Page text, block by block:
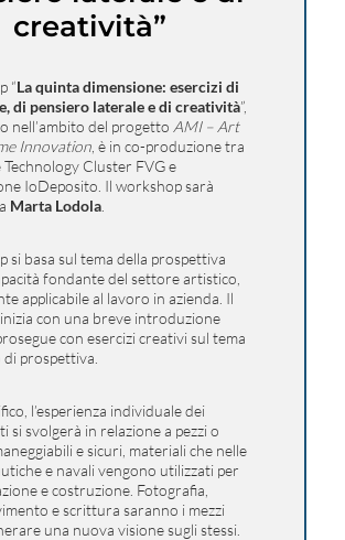
creatività”
“La quinta dimensione: esercizi di
di pensiero laterale e di creatività”,
nell’ambito del progetto AMI – Art
Innovation , è in co-produzione tra
Cluster FVG e
IoDeposito. Il workshop sarà
Marta Lodola
si basa sul tema della prospettiva
fondante del settore artistico,
applicabile al lavoro in azienda. Il
con una breve introduzione
con esercizi creativi sul tema
prospettiva.
l’esperienza individuale dei
si svolgerà in relazione a pezzi o
e sicuri, materiali che nelle
e navali vengono utilizzati per
e costruzione. Fotografia,
e scrittura saranno i mezzi
una nuova visione sugli stessi.